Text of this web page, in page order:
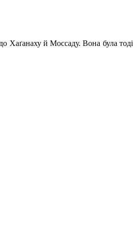
Хаґанаху й Моссаду. Вона була тоді